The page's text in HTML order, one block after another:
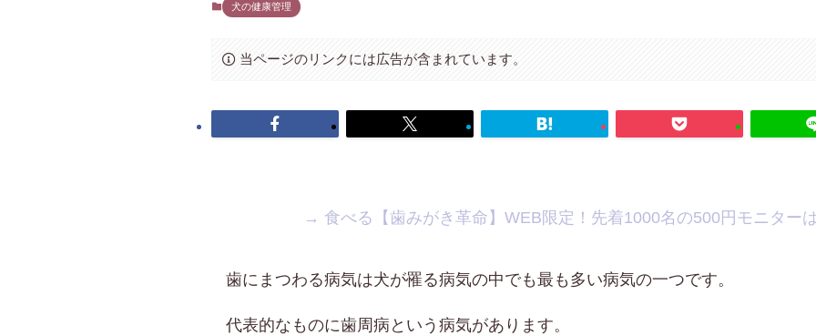
犬の健康管理
当ページのリンクには広告が含まれています。
→ 食べる【歯みがき革命】WEB限定！先着1000名の500円モニター
歯にまつわる病気は犬が罹る病気の中でも最も多い病気の一つです。
代表的なものに歯周病という病気があります。